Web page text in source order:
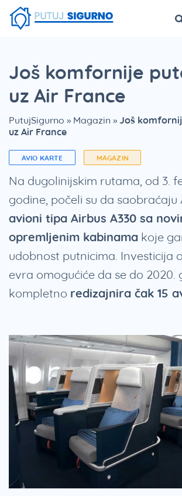
Još komfornije
uz Air France
PutujSigurno » Magazin » Još
uz Air France
AVIO KARTE MAGAZIN
Na dugolinijskim rutama, od 3.
godine, počeli su da saobraćaju
avioni tipa Airbus A330 sa
opremljenim kabinama koje
udobnost putnicima. Investicija
evra omogućiće da se do 2020.
kompletno redizajnira čak 15